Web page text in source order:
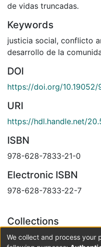
de vidas truncadas.
Keywords
justicia social, conflicto
desarrollo de la
DOI
https://doi.org/
URI
https://hdl.handle.net/
ISBN
978-628-7833-21-0
Electronic ISBN
978-628-7833-22-7
Collections
Libros en acceso abierto
We collect and process your